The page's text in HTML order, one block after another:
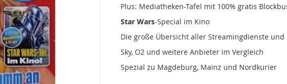
Plus: Mediatheken-Tafel mit 100% gratis
Star Wars-Special im Kino
Die große Übersicht aller Streamingdienste
Sky, O2 und weitere Anbieter im Vergleich
Spezial zu Magdeburg, Mainz und Nordkurier